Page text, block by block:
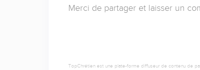
Merci de partager et laisser un
TopChrétien est une plate-forme diffuseur de contenu de